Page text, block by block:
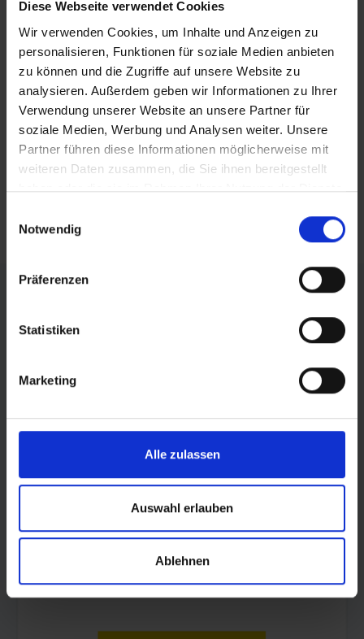
Diese Webseite verwendet Cookies
Wir verwenden Cookies, um Inhalte und Anzeigen zu
personalisieren, Funktionen für soziale Medien anbieten
zu können und die Zugriffe auf unsere Website zu
analysieren. Außerdem geben wir Informationen zu Ihrer
Verwendung unserer Website an unsere Partner für
soziale Medien, Werbung und Analysen weiter. Unsere
Partner führen diese Informationen möglicherweise mit
weiteren Daten zusammen, die Sie ihnen bereitgestellt
haben oder die sie im Rahmen Ihrer Nutzung der Dienste
Notwendig
Präferenzen
Statistiken
Marketing
Alle zulassen
Auswahl erlauben
Ablehnen
BEITRAG TEILEN
teilen
posten
teilen
mail
FÖRDERER DES SPORTS IN SACHSEN-ANHALT